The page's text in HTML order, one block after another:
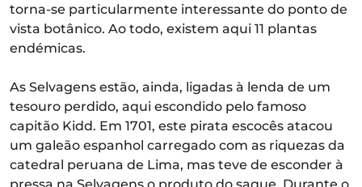
torna-se particularmente interessante do ponto de
vista botânico. Ao todo, existem aqui 11 plantas
endémicas.
As Selvagens estão, ainda, ligadas à lenda de um
tesouro perdido, aqui escondido pelo famoso
capitão Kidd. Em 1701, este pirata escocês atacou
um galeão espanhol carregado com as riquezas da
catedral peruana de Lima, mas teve de esconder à